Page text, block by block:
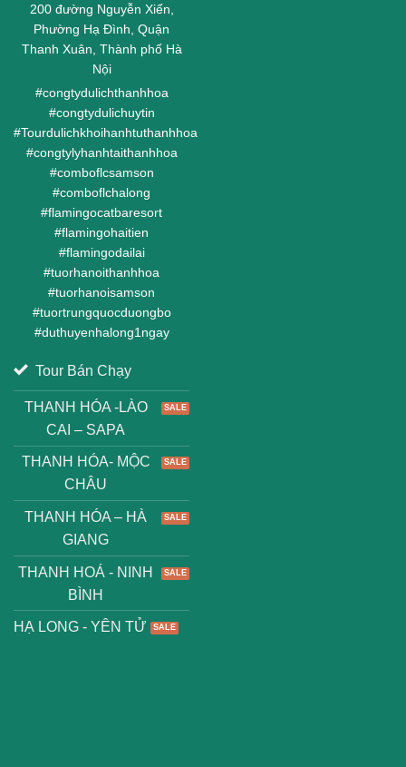
200 đường Nguyễn Xiển,
Phường Hạ Đình, Quận
Thanh Xuân, Thành phố Hà
Nội
#congtydulichthanhhoa
#congtydulichuytin
#Tourdulichkhoihanhtuthanhhoa
#congtylyhanhtaithanhhoa
#comboflcsamson
#comboflchalong
#flamingocatbaresort
#flamingohaitien
#flamingodailai
#tuorhanoithanhhoa
#tuorhanoisamson
#tuortrungquocduongbo
#duthuyenhalong1ngay
Tour Bán Chạy
THANH HÓA -LÀO
CAI – SAPA
THANH HÓA- MỘC
CHÂU
THANH HÓA – HÀ
GIANG
THANH HOÁ - NINH
BÌNH
HẠ LONG - YÊN TỬ